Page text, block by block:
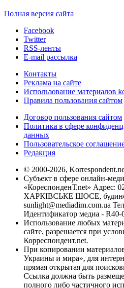
Полная версия сайта
Facebook
Twitter
RSS-ленты
E-mail рассылка
Контакты
Реклама на сайте
Использование материалов
Правила пользования сайтом
Договор пользования сайтом
Политика в сфере
данных
Пользовательское
Редакция
© 2000-2026,
Субъект в сфере онлайн-
«КореспонденТ.net» Адрес:
ХАРКІВСЬКЕ ШОСЕ,
sunlight@mediadim.com.ua
Идентификатор медиа - R40-
Использование любых
сайте, разрешается при
Корреспондент.net.
При копировании
Украины и мира», для
прямая открытая для
Ссылка должна быть
полного либо частичного